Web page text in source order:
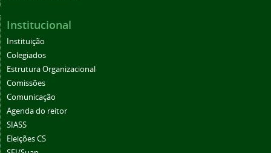
Institucional
Instituição
Colegiados
Estrutura Organizacional
Comissões
Comunicação
Agenda do reitor
SIASS
Eleições CS